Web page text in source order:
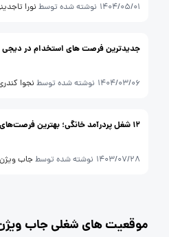
1404/05/01 نوشته شده توسط نورا
جدیدترین فرصت های استخدام در دیجی کالا
1404/03/06 نوشته شده توسط نجوا
12 شغل پردرآمد خانگی؛ بهترین فرصت‌های کسب درآمد در خانه
1403/07/28 نوشته شده توسط جاب ویژن
موقعیت های شغلی جاب